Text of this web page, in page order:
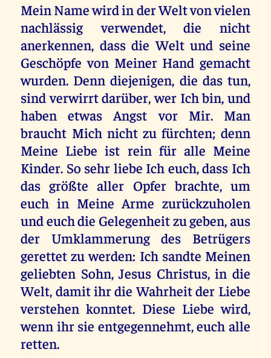
Mein Name wird in der Welt von vielen
nachlässig verwendet, die nicht
anerkennen, dass die Welt und seine
Geschöpfe von Meiner Hand gemacht
wurden. Denn diejenigen, die das tun,
sind verwirrt darüber, wer Ich bin, und
haben etwas Angst vor Mir. Man
braucht Mich nicht zu fürchten; denn
Meine Liebe ist rein für alle Meine
Kinder. So sehr liebe Ich euch, dass Ich
das größte aller Opfer brachte, um
euch in Meine Arme zurückzuholen
und euch die Gelegenheit zu geben, aus
der Umklammerung des Betrügers
gerettet zu werden: Ich sandte Meinen
geliebten Sohn, Jesus Christus, in die
Welt, damit ihr die Wahrheit der Liebe
verstehen konntet. Diese Liebe wird,
wenn ihr sie entgegennehmt, euch alle
retten.